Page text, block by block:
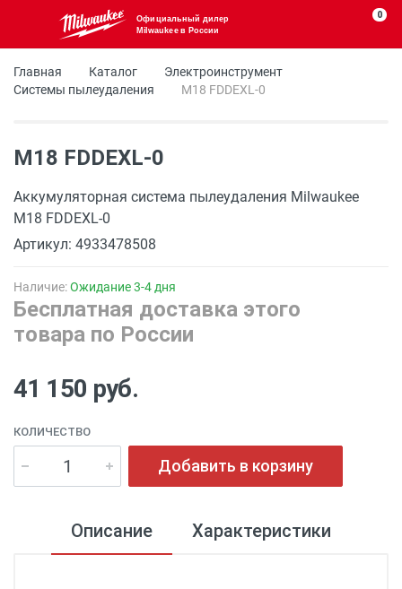
Официальный дилер
Milwaukee в России
0
Главная Каталог
Электроинструмент
Системы пылеудаления
M18 FDDEXL-0
M18 FDDEXL-0
Аккумуляторная система пылеудаления Milwaukee
M18 FDDEXL-0
Артикул: 4933478508
Наличие:Ожидание 3-4 дня
Бесплатная доставка этого
товара по России
41 150 руб.
КОЛИЧЕСТВО
Добавить в корзину
Описание Характеристики